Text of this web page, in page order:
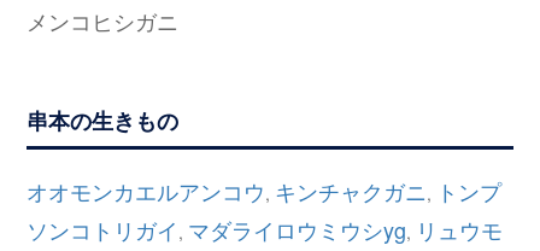
メンコヒシガニ
串本の生きもの
オオモンカエルアンコウ, キンチャクガニ, トンプ
ソンコトリガイ , マダライロウミウシyg, リュウモ